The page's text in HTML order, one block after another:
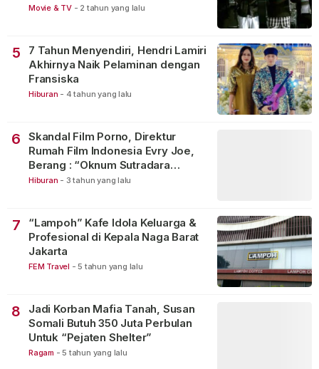
Movie & TV - 2 tahun yang lalu
5
7 Tahun Menyendiri, Hendri Lamiri
Akhirnya Naik Pelaminan dengan
Fransiska
Hiburan - 4 tahun yang lalu
6
Skandal Film Porno, Direktur
Rumah Film Indonesia Evry Joe,
Berang : “Oknum Sutradara
Merusak Perfilman Indonesia”!
Hiburan - 3 tahun yang lalu
7
“Lampoh” Kafe Idola Keluarga &
Profesional di Kepala Naga Barat
Jakarta
FEM Travel - 5 tahun yang lalu
8
Jadi Korban Mafia Tanah, Susan
Somali Butuh 350 Juta Perbulan
Untuk “Pejaten Shelter”
Ragam - 5 tahun yang lalu